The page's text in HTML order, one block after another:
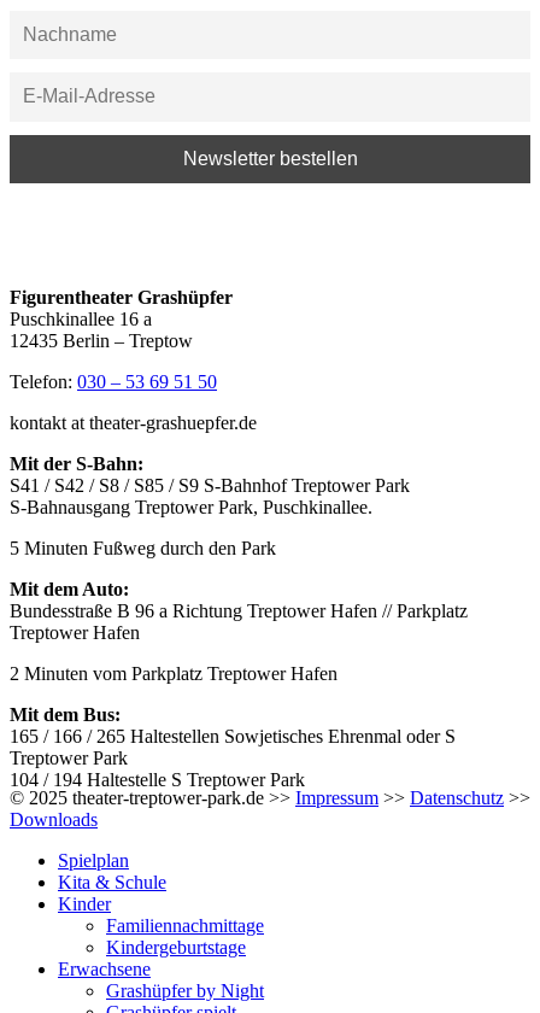
Figurentheater Grashüpfer
Puschkinallee 16 a
12435 Berlin – Treptow
Telefon: 030 – 53 69 51 50
kontakt at theater-grashuepfer.de
Mit der S-Bahn:
S41 / S42 / S8 / S85 / S9 S-Bahnhof Treptower Park
S-Bahnausgang Treptower Park, Puschkinallee.
5 Minuten Fußweg durch den Park
Mit dem Auto:
Bundesstraße B 96 a Richtung Treptower Hafen // Parkplatz
Treptower Hafen
2 Minuten vom Parkplatz Treptower Hafen
Mit dem Bus:
165 / 166 / 265 Haltestellen Sowjetisches Ehrenmal oder S
Treptower Park
104 / 194 Haltestelle S Treptower Park
© 2025 theater-treptower-park.de >> Impressum >> Datenschutz >>
Downloads
Spielplan
Kita & Schule
Kinder
Familiennachmittage
Kindergeburtstage
Erwachsene
Grashüpfer by Night